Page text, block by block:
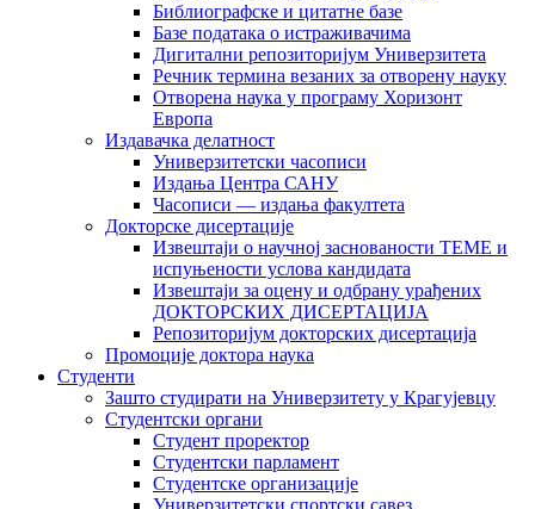
Библиографске и цитатне базе
Базе података о истраживачима
Дигитални репозиторијум Универзитета
Рeчник термина везаних за отворену науку
Отворена наука у програму Хоризонт
Европа
Издавачка делатност
Универзитетски часописи
Издања Центра САНУ
Часописи — издања факултета
Докторске дисертације
Извештаји о научној заснованости ТЕМЕ и
испуњености услова кандидата
Извештаји за оцену и одбрану урађених
ДОКТОРСКИХ ДИСЕРТАЦИЈА
Репозиторијум докторских дисертација
Промоције доктора наука
Студенти
Зашто студирати на Универзитету у Крагујевцу
Студентски органи
Студент проректор
Студентски парламент
Студентске организације
Универзитетски спортски савез